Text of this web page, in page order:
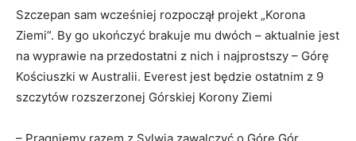
Szczepan sam wcześniej rozpoczął projekt „Korona
Ziemi”. By go ukończyć brakuje mu dwóch – aktualnie jest
na wyprawie na przedostatni z nich i najprostszy – Górę
Kościuszki w Australii. Everest jest będzie ostatnim z 9
szczytów rozszerzonej Górskiej Korony Ziemi